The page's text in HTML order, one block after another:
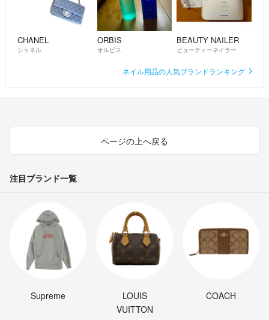
CHANEL
シャネル
ORBIS
オルビス
BEAUTY NAILER
ビューティーネイラー
ネイル用品の人気ブランドランキング
ページの上へ戻る
注目ブランド一覧
Supreme
LOUIS
VUITTON
COACH